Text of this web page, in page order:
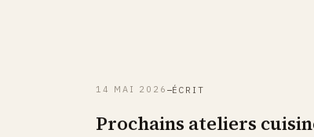
14 MAI 2026 ÉCRIT
Prochains ateliers